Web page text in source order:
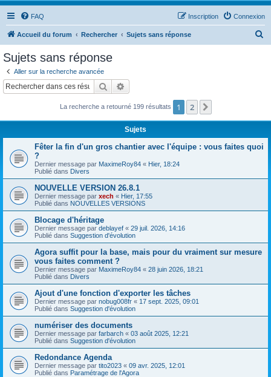
FAQ Connexion
Inscription
Accueil du forum Rechercher Sujets sans réponse
c
Sujets sans réponse
Aller sur la recherche avancée
Rechercher
La recherche a retourné 199 résultats 1 2
Sujets
Fêter la fin d'un gros chantier avec l'équipe : vous faites quoi
?
Dernier message par MaximeRoy84 « Hier, 18:24
Publié dans Divers
NOUVELLE VERSION 26.8.1
Dernier message par xech « Hier, 17:55
Publié dans NOUVELLES VERSIONS
Blocage d'héritage
Dernier message par deblayef « 29 juil. 2026, 14:16
Publié dans Suggestion d'évolution
Agora suffit pour la base, mais pour du vraiment sur mesure
vous faites comment ?
Dernier message par MaximeRoy84 « 28 juin 2026, 18:21
Publié dans Divers
Ajout d'une fonction d'exporter les tâches
Dernier message par nobug008fr « 17 sept. 2025, 09:01
Publié dans Suggestion d'évolution
numériser des documents
Dernier message par farbarch « 03 août 2025, 12:21
Publié dans Suggestion d'évolution
Redondance Agenda
Dernier message par tito2023 « 09 avr. 2025, 12:01
Publié dans Paramétrage de l'Agora